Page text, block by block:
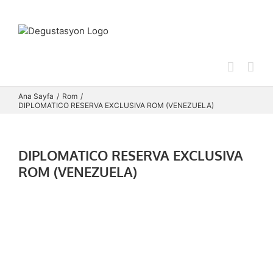
content
Ana Sayfa
Rom
DIPLOMATICO RESERVA EXCLUSIVA ROM (VENEZUELA)
DIPLOMATICO RESERVA EXCLUSIVA
ROM (VENEZUELA)